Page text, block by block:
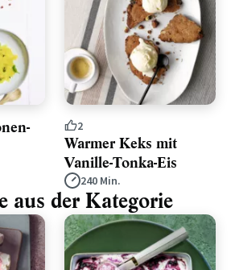
2
Warmer Keks mit
Vanille-Tonka-Eis
240 Min.
aus der Kategorie